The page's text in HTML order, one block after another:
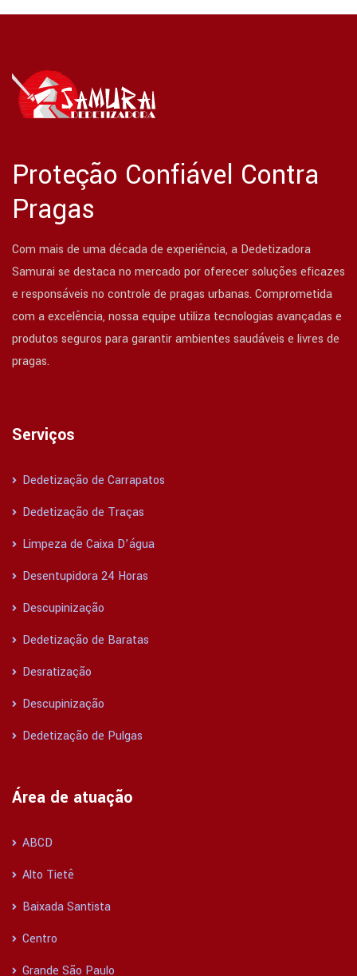
Proteção Confiável Contra
Pragas
Com mais de uma década de experiência, a Dedetizadora
Samurai se destaca no mercado por oferecer soluções eficazes
e responsáveis no controle de pragas urbanas. Comprometida
com a excelência, nossa equipe utiliza tecnologias avançadas e
produtos seguros para garantir ambientes saudáveis e livres de
pragas.
Serviços
Dedetização de Carrapatos
Dedetização de Traças
Limpeza de Caixa D’água
Desentupidora 24 Horas
Descupinização
Dedetização de Baratas
Desratização
Descupinização
Dedetização de Pulgas
Área de atuação
ABCD
Alto Tietê
Baixada Santista
Centro
Grande São Paulo